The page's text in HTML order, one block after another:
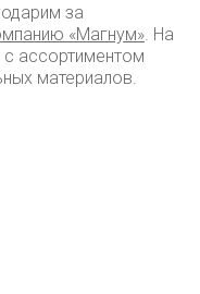
за
«Магнум». На
ассортиментом
материалов.